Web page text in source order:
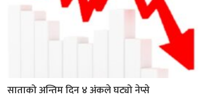
साताको अन्तिम दिन ४ अंकले घट्यो नेप्से